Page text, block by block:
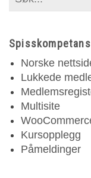
Norske
Lukkede
Multisite
Kursopplegg
Påmeldinger